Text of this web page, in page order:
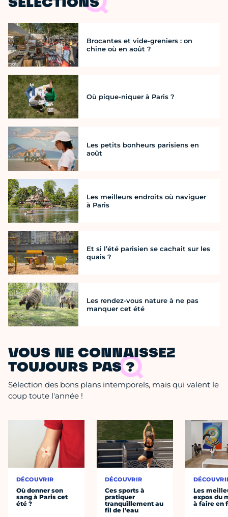
SÉLECTIONS
Brocantes et vide-greniers : on
chine où en août ?
Où pique-niquer à Paris ?
Les petits bonheurs parisiens en
août
Les meilleurs endroits où naviguer
à Paris
Et si l’été parisien se cachait sur les
quais ?
Les rendez-vous nature à ne pas
manquer cet été
VOUS NE CONNAISSEZ
TOUJOURS PAS ?
Sélection des bons plans intemporels, mais qui valent le
coup toute l'année !
DÉCOUVRIR
Où donner son
sang à Paris cet
été ?
DÉCOUVRIR
Ces sports à
pratiquer
tranquillement au
fil de l’eau
Les
expos du
à faire en